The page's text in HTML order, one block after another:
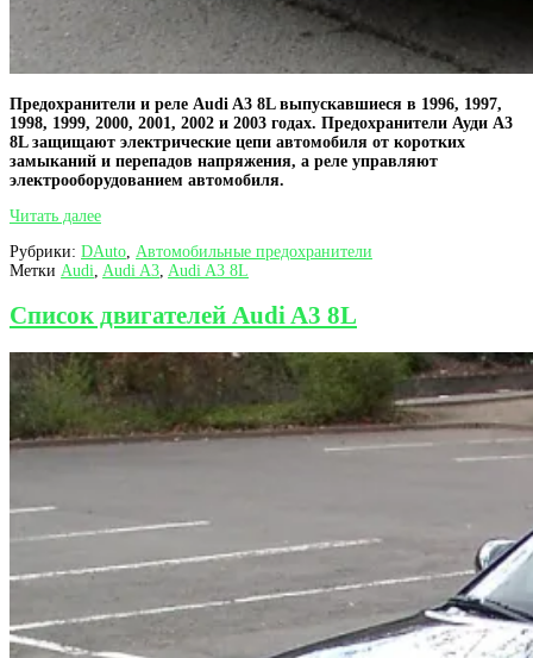
Предохранители и реле Audi A3 8L выпускавшиеся в 1996, 1997,
1998, 1999, 2000, 2001, 2002 и 2003 годах. Предохранители Ауди А3
8L защищают электрические цепи автомобиля от коротких
замыканий и перепадов напряжения, а реле управляют
электрооборудованием автомобиля.
Читать далееПредохранители
реле
Audi
8L
Рубрики: DAuto Автомобильные предохранители
Метки Audi Audi A3 Audi A3 8L
Список двигателей Audi A3 8L